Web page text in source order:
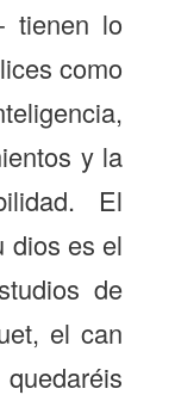
tienen lo
como
y la
El
dios es el
de
el can